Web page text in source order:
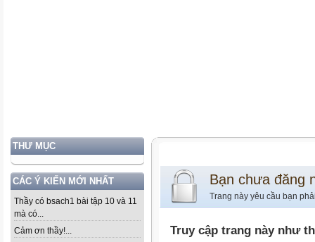
THƯ MỤC
CÁC Ý KIẾN MỚI NHẤT
Thầy có bsach1 bài tập 10 và 11
mà có...
Cảm ơn thầy!...
Bạn chưa đăng
Trang này yêu cầu bạn
Truy cập trang này như